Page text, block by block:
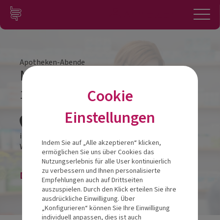
Zum Inhalt springen
Konto
Apotheken-Abende
Mund-Darm Achse
12.03.2024
ibis Styles Hotel
Wankmüllerhofstraße 374020Linz
Die Veranstaltung ist beendet.
Cookie
Einstellungen
Indem Sie auf „Alle akzeptieren“ klicken,
ermöglichen Sie uns über Cookies das
Nutzungserlebnis für alle User kontinuierlich
zu verbessern und Ihnen personalisierte
Empfehlungen auch auf Drittseiten
auszuspielen. Durch den Klick erteilen Sie ihre
ausdrückliche Einwilligung. Über
„Konfigurieren“ können Sie Ihre Einwilligung
individuell anpassen, dies ist auch